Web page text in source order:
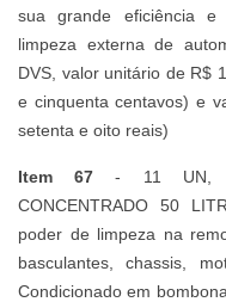
sua grande eficiência e
limpeza externa de
DVS, valor unitário de R$
e cinquenta centavos) e
setenta e oito reais)
Item 67 - 11 UN,
CONCENTRADO 50
poder de limpeza na
basculantes, chassis,
Condicionado em